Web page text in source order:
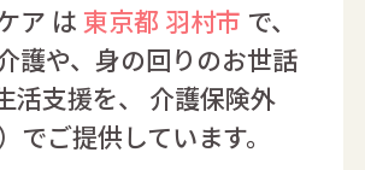
ア は 東京都 羽村市 で、
護や、身の回りのお世話
活支援を、
介護保険外
でご提供しています。